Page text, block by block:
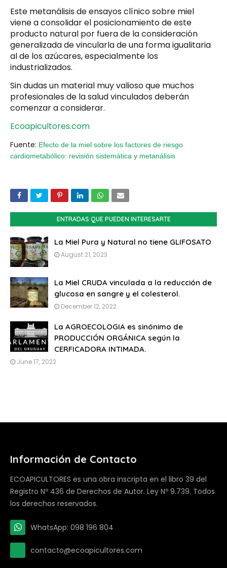
Este metanálisis de ensayos clínico sobre miel
viene a consolidar el posicionamiento de este
producto natural por fuera de la consideración
generalizada de vincularla de una forma igualitaria
al de los azúcares, especialmente los
industrializados.
Sin dudas un material muy valioso que muchos
profesionales de la salud vinculados deberán
comenzar a considerar.
Ecoapicultores.com
Fuente: Efecto de la miel sobre los factores de riesgo
cardiometabólico: revisión sistemática y metanálisis
ENTRADAS QUE PUEDEN INTERESARTE
La Miel Pura y Natural no tiene GLIFOSATO
August 21, 2023
La Miel CRUDA vinculada a la reducción de
glucosa en sangre y el colesterol.
December 12, 2022
La AGROECOLOGIA es sinónimo de
PRODUCCIÓN ORGÁNICA según la
CERFICADORA INTIMADA.
June 17, 2022
Información de Contacto
ECOAPICULTORES es una obra inscripta en el libro 39 del
Registro Nº 436 de Derechos de Autor. Ley Nº 9.739. Todos
los derechos reservados.
WhatsApp: 098 196 804
contacto@ecoapicultores.com